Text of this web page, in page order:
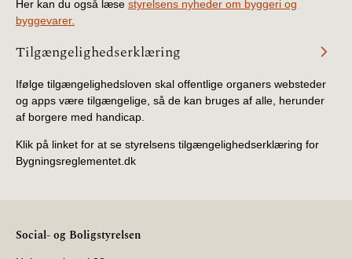
Her kan du også læse styrelsens nyheder om byggeri og
byggevarer.
Tilgængelighedserklæring
Ifølge tilgængelighedsloven skal offentlige organers websteder
og apps være tilgængelige, så de kan bruges af alle, herunder
af borgere med handicap.
Klik på linket for at se styrelsens tilgængelighedserklæring for
Bygningsreglementet.dk
Social- og Boligstyrelsen